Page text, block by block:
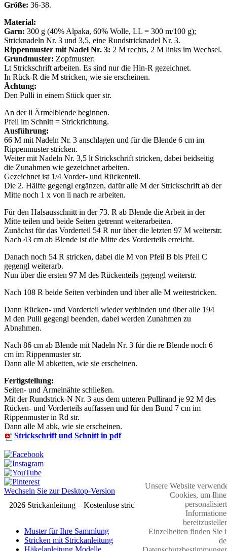
Größe: 36-38.
Material:
Garn: 300 g (40% Alpaka, 60% Wolle, LL = 300 m/100 g);
Stricknadeln Nr. 3 und 3,5, eine Rundstricknadel Nr. 3.
Rippenmuster mit Nadel Nr. 3: 2 M rechts, 2 M links im Wechsel.
Grundmuster: Zopfmuster:
Lt Strickschrift arbeiten. Es sind nur die Hin-R gezeichnet.
In Rück-R die M stricken, wie sie erscheinen.
Ächtung:
Den Pulli in einem Stück quer str.
An der li Ärmelblende beginnen.
Pfeil im Schnitt = Strickrichtung.
Ausführung:
66 M mit Nadeln Nr. 3 anschlagen und für die Blende 6 cm im
Rippenmuster stricken.
Weiter mit Nadeln Nr. 3,5 lt Strickschrift stricken, dabei beidseitig
die Zunahmen wie gezeichnet arbeiten.
Gezeichnet ist 1/4 Vorder- und Rückenteil.
Die 2. Hälfte gegengl ergänzen, dafür alle M der Strickschrift ab der
Mitte noch 1 x von li nach re arbeiten.
Für den Halsausschnitt in der 73. R ab Blende die Arbeit in der
Mitte teilen und beide Seiten getrennt weiterarbeiten.
Zunächst für das Vorderteil 54 R nur über die letzten 97 M weiterstr.
Nach 43 cm ab Blende ist die Mitte des Vorderteils erreicht.
Danach noch 54 R stricken, dabei die M von Pfeil B bis Pfeil C
gegengl weiterarb.
Nun über die ersten 97 M des Rückenteils gegengl weiterstr.
Nach 108 R beide Seiten verbinden und über alle M weitestricken.
Dann Rücken- und Vorderteil wieder verbinden und über alle 194
M den Pulli gegengl beenden, dabei werden Zunahmen zu
Abnahmen.
Nach 86 cm ab Blende mit Nadeln Nr. 3 für die re Blende noch 6
cm im Rippenmuster str.
Dann alle M abketten, wie sie erscheinen.
Fertigstellung:
Seiten- und Ärmelnähte schließen.
Mit der Rundstrick-N Nr. 3 aus dem unteren Pullirand je 92 M des
Rücken- und Vorderteils auffassen und für den Bund 7 cm im
Rippenmuster in Rd str.
Dann alle M abk, wie sie erscheinen.
Strickschrift und Schnitt in pdf
Wechseln Sie zur Desktop-Version
2026 Strickanleitung – Kostenlose strickmuster
Muster für Ihre Sammlung
Stricken mit Strickanleitung
Unsere Website
Cookies, um
Einzelheiten finden Sie